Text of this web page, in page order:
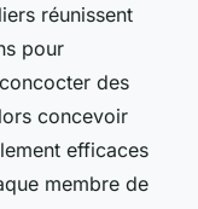
réunissent
pour
des
concevoir
efficaces
membre de